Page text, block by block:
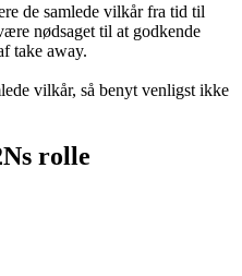
de samlede vilkår fra tid til
nødsaget til at godkende
take away.
vilkår, så benyt venligst ikke
rolle